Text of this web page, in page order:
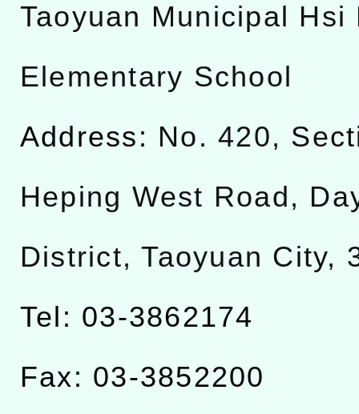
Taoyuan Municipal Hsi
Elementary School
Address: No. 420,
Heping West Road,
District, Taoyuan City,
Tel: 03-3862174
Fax: 03-3852200